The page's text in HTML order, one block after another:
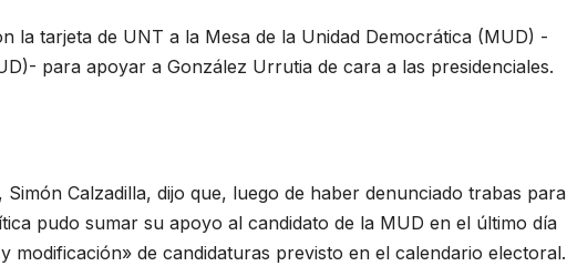
la tarjeta de UNT a la Mesa de la Unidad Democrática (MUD) -
para apoyar a González Urrutia de cara a las presidenciales.
Calzadilla, dijo que, luego de haber denunciado trabas para
pudo sumar su apoyo al candidato de la MUD en el último día
modificación» de candidaturas previsto en el calendario electoral.